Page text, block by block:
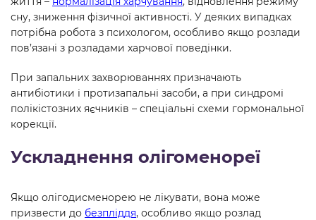
сну, зниження фізичної активності. У деяких випадках
потрібна робота з психологом, особливо якщо розлади
пов’язані з розладами харчової поведінки.
При запальних захворюваннях призначають
антибіотики і протизапальні засоби, а при синдромі
полікістозних яєчників – спеціальні схеми гормональної
корекції.
Ускладнення олігоменореї
Якщо олігодисменорею не лікувати, вона може
призвести до безпліддя, особливо якщо розлад